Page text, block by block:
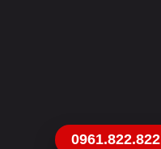
0961.822.822